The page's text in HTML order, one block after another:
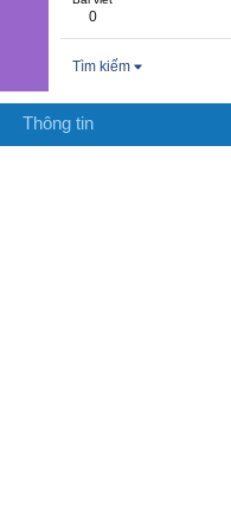
0
Tìm kiếm
Thông tin